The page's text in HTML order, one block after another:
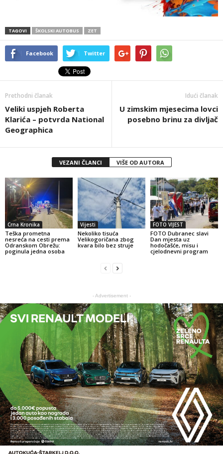
TAGOVI ŠKOLSKI AUTOBUS ZET
Facebook Twitter
Prethodni članak
Veliki uspjeh Roberta
Klarića – potvrda National
Geographica
Idući članak
U zimskim mjesecima lovci
posebno brinu za divljač
VEZANI ČLANCI VIŠE OD AUTORA
Crna Kronika
Teška prometna
nesreća na cesti prema
Odranskom Obrežu:
poginula jedna osoba
Vijesti
Nekoliko tisuća
Velikogoričana zbog
kvara bilo bez struje
FOTO VIJEST
FOTO Dubranec slavi
Dan mjesta uz
hodočašće, misu i
cjelodnevni program
- Advertisement -